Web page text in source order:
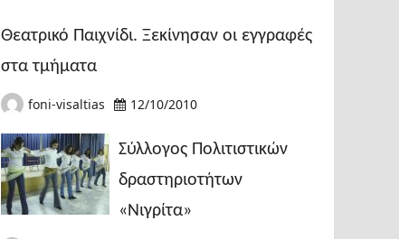
Θεατρικό Παιχνίδι. Ξεκίνησαν οι εγγραφές
στα τμήματα
foni-visaltias 12/10/2010
Σύλλογος Πολιτιστικών
δραστηριοτήτων
«Νιγρίτα»